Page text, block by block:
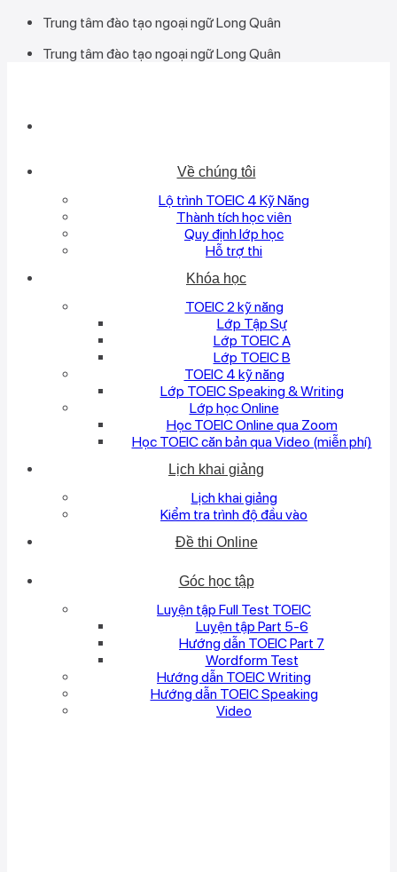
Trung tâm đào tạo ngoại ngữ Long Quân
Trung tâm đào tạo ngoại ngữ Long Quân
Về chúng tôi
Lộ trình TOEIC 4 Kỹ Năng
Thành tích học viên
Quy định lớp học
Hỗ trợ thi
Khóa học
TOEIC 2 kỹ năng
Lớp Tập Sự
Lớp TOEIC A
Lớp TOEIC B
TOEIC 4 kỹ năng
Lớp TOEIC Speaking & Writing
Lớp học Online
Học TOEIC Online qua Zoom
Học TOEIC căn bản qua Video (miễn phí)
Lịch khai giảng
Lịch khai giảng
Kiểm tra trình độ đầu vào
Đề thi Online
Góc học tập
Luyện tập Full Test TOEIC
Luyện tập Part 5-6
Hướng dẫn TOEIC Part 7
Wordform Test
Hướng dẫn TOEIC Writing
Hướng dẫn TOEIC Speaking
Video